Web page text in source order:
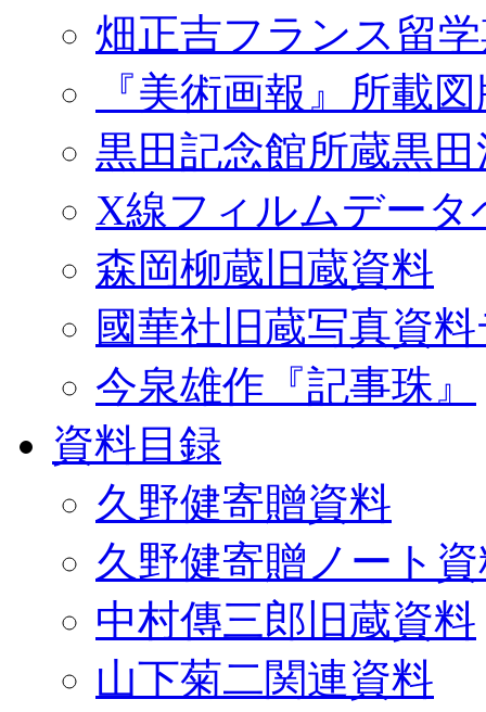
畑正吉フランス留
『美術画報』所載
黒田記念館所蔵黒
X線フィルムデータ
森岡柳蔵旧蔵資料
國華社旧蔵写真資
今泉雄作『記事珠』
資料目録
久野健寄贈資料
久野健寄贈ノート
中村傳三郎旧蔵資料
山下菊二関連資料